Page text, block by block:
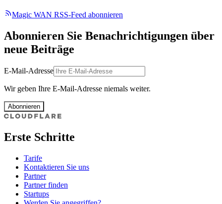
Magic WAN RSS-Feed abonnieren
Abonnieren Sie Benachrichtigungen über
neue Beiträge
E-Mail-Adresse
Wir geben Ihre E-Mail-Adresse niemals weiter.
Abonnieren
Erste Schritte
Tarife
Kontaktieren Sie uns
Partner
Partner finden
Startups